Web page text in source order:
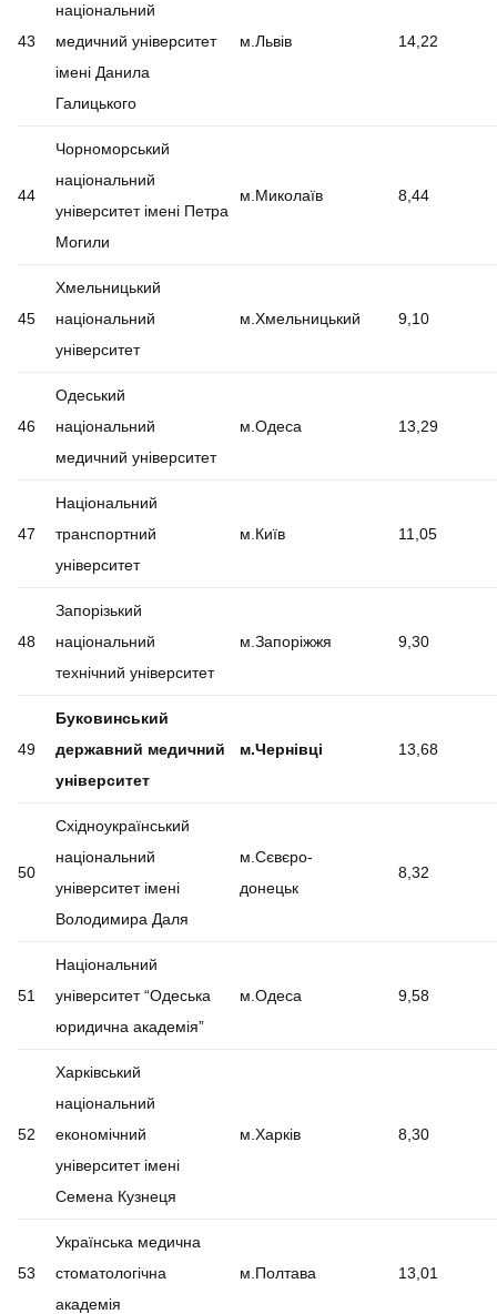
43
національний
медичний університет
імені Данила
Галицького
м.Львів 14,22
44
Чорноморський
національний
університет імені Петра
Могили
м.Миколаїв 8,44
45
Хмельницький
національний
університет
м.Хмельницький 9,10
46
Одеський
національний
медичний університет
м.Одеса 13,29
47
Національний
транспортний
університет
м.Київ 11,05
48
Запорізький
національний
технічний університет
м.Запоріжжя 9,30
49
Буковинський
державний медичний
університет
м.Чернівці 13,68
50
Східноукраїнський
національний
університет імені
Володимира Даля
м.Сєвєро-
донецьк
8,32
51
Національний
університет “Одеська
юридична академія”
м.Одеса 9,58
52
Харківський
національний
економічний
університет імені
Семена Кузнеця
м.Харків 8,30
53
Українська медична
стоматологічна
академія
м.Полтава 13,01